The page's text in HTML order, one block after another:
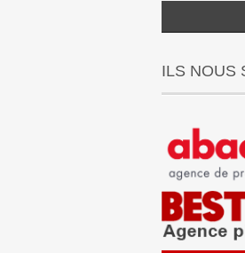
ILS NOUS